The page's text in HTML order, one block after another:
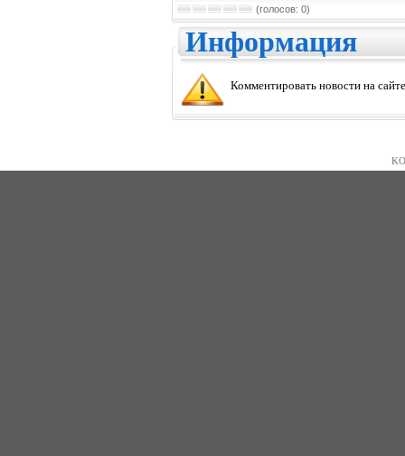
(голосов: 0)
Информация
Комментировать новости на